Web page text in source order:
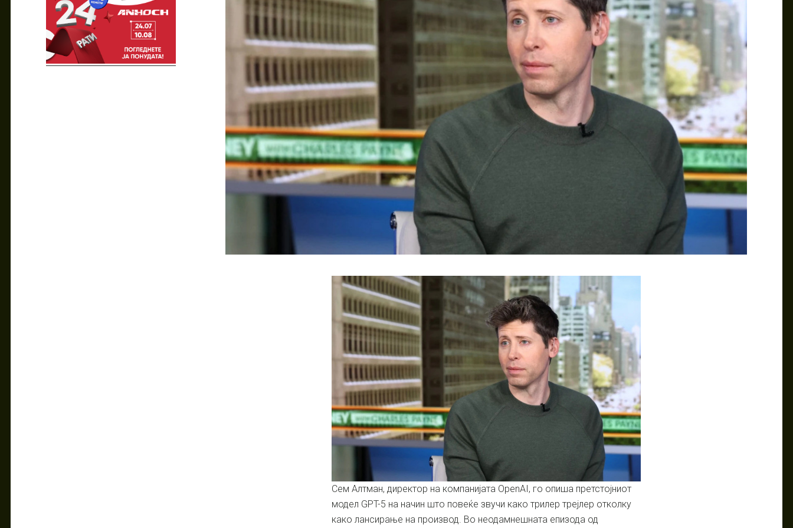
Сем Алтман, директор на компанијата OpenAI, го опиша претстојниот
модел GPT-5 на начин што повеќе звучи како трилер трејлер отколку
како лансирање на производ. Во неодамнешната епизода од